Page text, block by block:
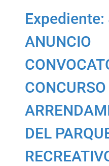
ANUNCIO
CONCURSO
DEL